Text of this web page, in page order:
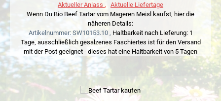
Aktueller Anlass
Aktuelle Liefertage
Wenn Du Bio Beef Tartar vom Mageren Meisl kaufst, hier die
näheren Details:
Artikelnummer: SW10153.10 , Haltbarkeit nach Lieferung: 1
Tage, ausschließlich gesalzenes Faschiertes ist für den Versand
mit der Post geeignet - dieses hat eine Haltbarkeit von 5 Tagen
Bildergalerie überspringen